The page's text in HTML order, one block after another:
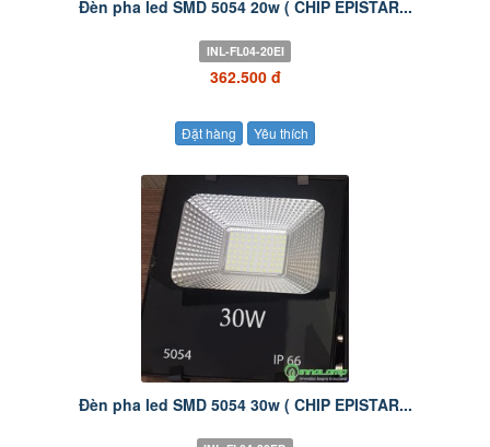
Đèn pha led SMD 5054 20w ( CHIP EPISTAR...
INL-FL04-20EI
362.500 đ
Đặt hàng Yêu thích
Đèn pha led SMD 5054 30w ( CHIP EPISTAR...